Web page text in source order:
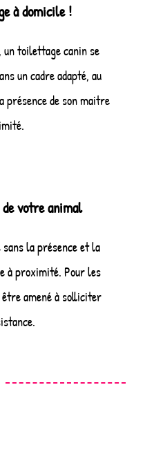
à domicile !
un toilettage canin se
un cadre adapté, au
présence de son maitre
votre animal
la présence et la
à proximité. Pour les
amené à solliciter